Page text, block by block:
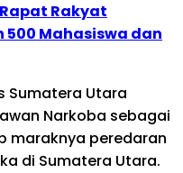
Rakyat
Mahasiswa dan
Sumatera Utara
Narkoba sebagai
maraknya peredaran
di Sumatera Utara.